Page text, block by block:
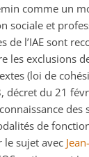
comme un
sociale et
de l’IAE sont
les exclusions
(loi de
décret du 21
des
de
sujet avec